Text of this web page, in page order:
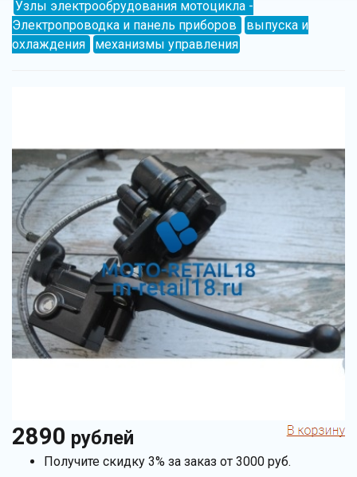
Узлы электрообрудования мотоцикла -
Электропроводка и панель приборов
выпуска и
охлаждения
механизмы управления
2890 рублей
Получите скидку 3% за заказ от 3000 руб.